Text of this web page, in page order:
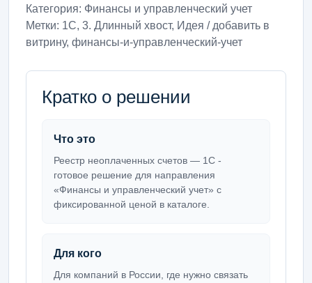
Категория: Финансы и управленческий учет
Метки: 1С, 3. Длинный хвост, Идея / добавить в
витрину, финансы-и-управленческий-учет
Кратко о решении
Что это
Реестр неоплаченных счетов — 1С -
готовое решение для направления
«Финансы и управленческий учет» с
фиксированной ценой в каталоге.
Для кого
Для компаний в России, где нужно связать